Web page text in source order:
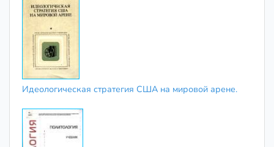
Идеологическая стратегия США на мировой арене.